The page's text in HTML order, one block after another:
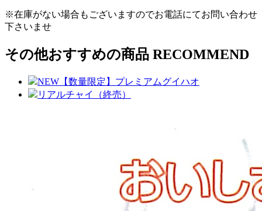
※在庫がない場合もございますのでお電話にてお問い合わせ
下さいませ
その他おすすめの商品 RECOMMEND
NEW【数量限定】プレミアムグイハオ
リアルチャイ（終売）